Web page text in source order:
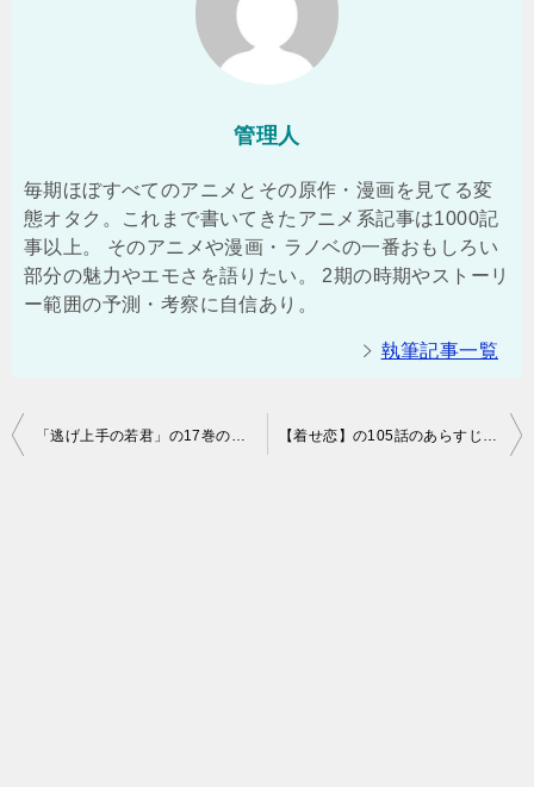
管理人
毎期ほぼすべてのアニメとその原作・漫画を見てる変
態オタク。これまで書いてきたアニメ系記事は1000記
事以上。 そのアニメや漫画・ラノベの一番おもしろい
部分の魅力やエモさを語りたい。 2期の時期やストーリ
ー範囲の予測・考察に自信あり。
執筆記事一覧
投